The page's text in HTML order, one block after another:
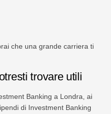
che una grande carriera ti
trovare utili
Banking a Londra, ai
di Investment Banking